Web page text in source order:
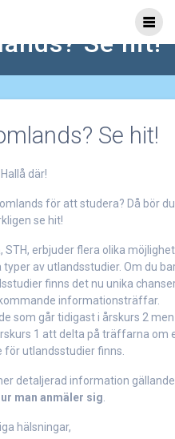
Se hit!
Se hit!
Hallå där!
för att studera? Då bör du
se hit!
STH, erbjuder flera olika
av utlandsstudier. Om du
finns det nu unika
informationsträffar.
som går tidigast i årskurs 2
1 att delta på träffarna om
för utlandsstudier finns.
detaljerad information
man anmäler sig
hälsningar,